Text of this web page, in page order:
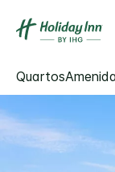
Quartos